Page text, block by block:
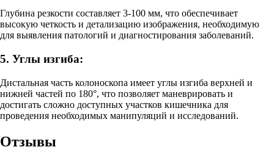
Глубина резкости составляет 3-100 мм, что обеспечивает
высокую четкость и детализацию изображения, необходимую
для выявления патологий и диагностирования заболеваний.
5. Углы изгиба:
Дистальная часть колоноскопа имеет углы изгиба верхней и
нижней частей по 180°, что позволяет маневрировать и
достигать сложно доступных участков кишечника для
проведения необходимых манипуляций и исследований.
Отзывы